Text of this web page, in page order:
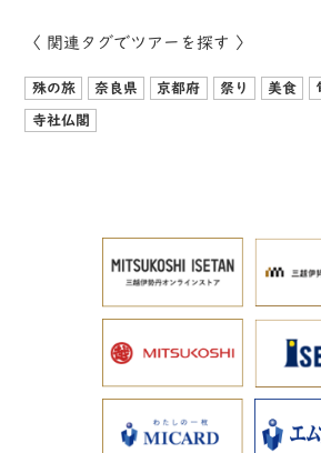
〈 関連タグでツアーを探す 〉
殊の旅 奈良県 京都府 祭り 美食
寺社仏閣